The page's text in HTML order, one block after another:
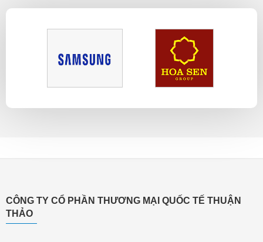
CÔNG TY CỔ PHẦN THƯƠNG MẠI QUỐC TẾ THUẬN
THẢO